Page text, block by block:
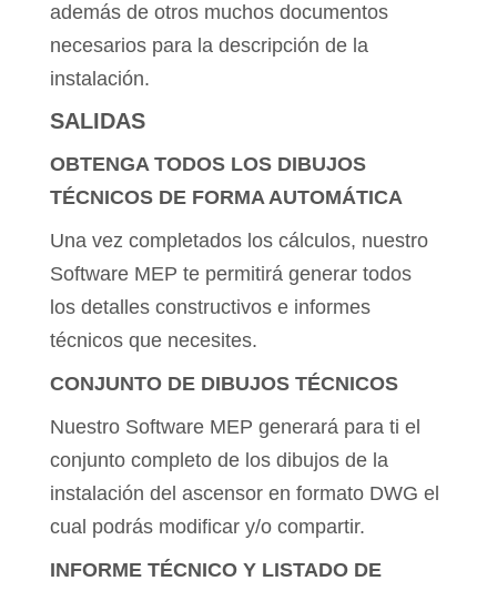
además de otros muchos documentos
necesarios para la descripción de la
instalación.
SALIDAS
OBTENGA TODOS LOS DIBUJOS
TÉCNICOS DE FORMA AUTOMÁTICA
Una vez completados los cálculos, nuestro
Software MEP te permitirá generar todos
los detalles constructivos e informes
técnicos que necesites.
CONJUNTO DE DIBUJOS TÉCNICOS
Nuestro Software MEP generará para ti el
conjunto completo de los dibujos de la
instalación del ascensor en formato DWG el
cual podrás modificar y/o compartir.
INFORME TÉCNICO Y LISTADO DE